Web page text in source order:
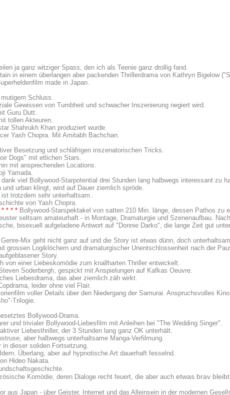
ja ganz witziger Spass, den ich als Teenie ganz drollig fand.
in einem überlangen aber packenden Thrillerdrama von Kathryn Bigelow
made in Japan.
Schluss.
Gewissen von Tumbheit und schwacher Inszenierung negiert wird.
Guru Dutt.
tollen Akteuren.
Shahrukh Khan produziert wurde.
Yash Chopra. Mit Amitabh Bachchan.
Besetzung und schläfrigen inszenatorischen Tricks.
Dogs" mit etlichen Stars.
mit ansprechenden Locations.
Yamada.
viel Bollywood-Starpotential drei Stunden lang halbwegs interessant zu
urban klingt, wird auf Dauer ziemlich spröde.
trotzdem sehr unterhaltsam.
von Yash Chopra.
* * * * Bollywood-Starspektakel von satten 210 Min. länge, dessen Pathos zu
seltsam amateurhaft - in Montage, Dramaturgie und Szenenaufbau.
bisexuell aufgeladene Antwort auf "Donnie Darko", die lange Zeit gut
Mix geht nicht ganz auf und die Story ist etwas dünn, doch
grossen Logiklöchern und dramaturgischer Unentschlossenheit nach der
Story.
von einer Liebeskomödie zum knallharten Thriller entwickelt.
Soderbergh, gespickt mit Anspielungen auf Kafkas Oeuvre.
Liebesdrama, das aber ziemlich zäh wirkt.
leider ohne viel Flair.
voller Details über den Niedergang der Samurai. Anspruchsvolles
Trilogie.
Bollywood-Drama.
und trivialer Bollywood-Liebesfilm mit Anleihen bei "The Wedding Singer".
Liebesthriller, der 3 Stunden lang ganz OK unterhält.
aber halbwegs unterhaltsame Manga-Verfilmung.
in dieser soliden Fortsetzung.
Überlang, aber auf hypnotische Art dauerhaft fesselnd.
Hideo Nakata.
Komödie, deren Dialoge recht feuert, die aber auch etwas brav
aus Japan - über Geister, Internet und das Alleinsein in der modernen